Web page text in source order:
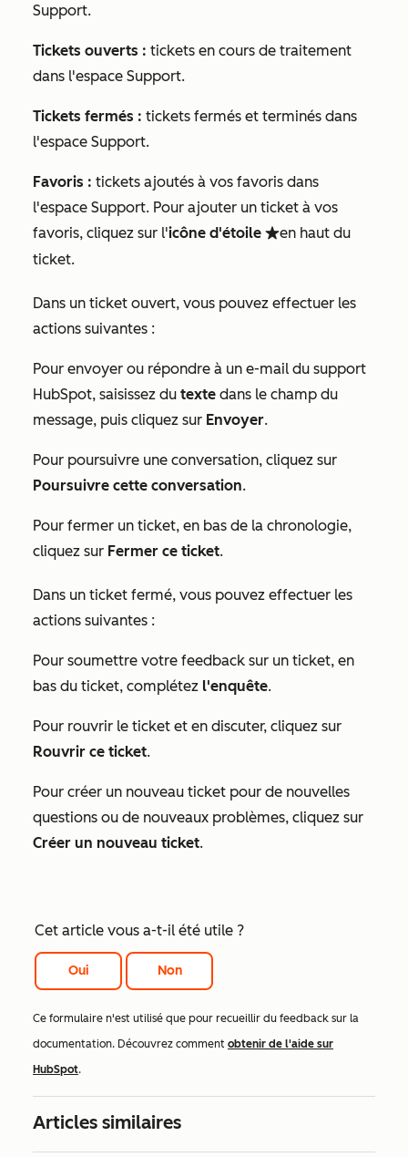
Support.
Tickets ouverts : tickets en cours de traitement
dans l'espace Support.
Tickets fermés : tickets fermés et terminés dans
l'espace Support.
Favoris : tickets ajoutés à vos favoris dans
l'espace Support. Pour ajouter un ticket à vos
favoris, cliquez sur l'icône d'étoile favoriteen haut du
ticket.
Dans un ticket ouvert, vous pouvez effectuer les
actions suivantes :
Pour envoyer ou répondre à un e-mail du support
HubSpot, saisissez du texte dans le champ du
message, puis cliquez sur Envoyer.
Pour poursuivre une conversation, cliquez sur
Poursuivre cette conversation.
Pour fermer un ticket, en bas de la chronologie,
cliquez sur Fermer ce ticket.
Dans un ticket fermé, vous pouvez effectuer les
actions suivantes :
Pour soumettre votre feedback sur un ticket, en
bas du ticket, complétez l'enquête.
Pour rouvrir le ticket et en discuter, cliquez sur
Rouvrir ce ticket.
Pour créer un nouveau ticket pour de nouvelles
questions ou de nouveaux problèmes, cliquez sur
Créer un nouveau ticket.
Cet article vous a-t-il été utile ?
Oui Non
Ce formulaire n'est utilisé que pour recueillir du feedback sur la
documentation. Découvrez comment obtenir de l'aide sur
HubSpot.
Articles similaires